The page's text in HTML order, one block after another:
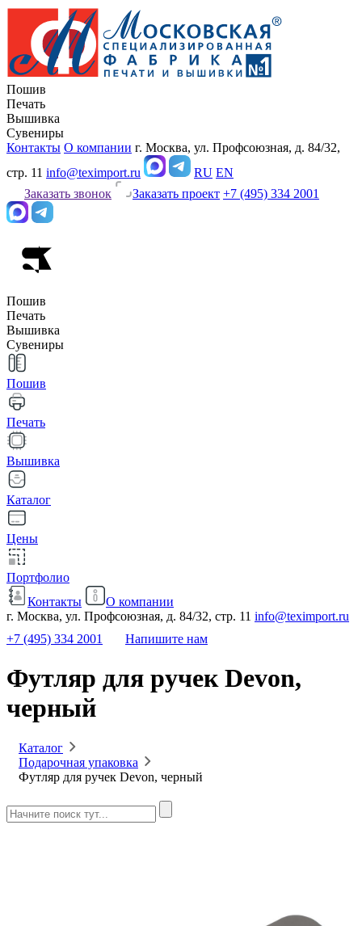
Пошив
Печать
Вышивка
Сувениры
Контакты О компании г. Москва, ул. Профсоюзная, д. 84/32,
стр. 11 info@teximport.ru RU EN
Заказать звонок
Заказать проект +7 (495) 334 2001
Пошив
Печать
Вышивка
Сувениры
Пошив
Печать
Вышивка
Каталог
Цены
Портфолио
Контакты
О компании
г. Москва, ул. Профсоюзная, д. 84/32, стр. 11 info@teximport.ru
+7 (495) 334 2001
Напишите нам
Футляр для ручек Devon,
черный
Каталог
Подарочная упаковка
Футляр для ручек Devon, черный